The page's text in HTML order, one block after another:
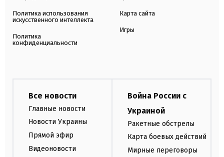
Политика использования
искусственного интеллекта
Политика
конфиденциальности
Карта сайта
Игры
Все новости
Главные новости
Новости Украины
Прямой эфир
Видеоновости
Война России с
Украиной
Ракетные обстрелы
Карта боевых действий
Мирные переговоры